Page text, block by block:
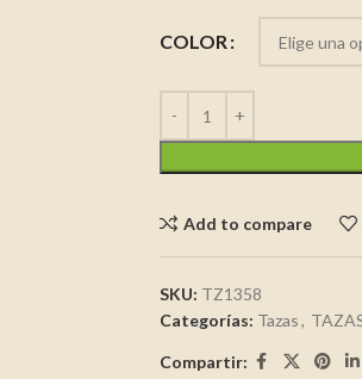
COLOR
Add to compare
SKU: TZ1358
Categorías: Tazas,
Compartir: